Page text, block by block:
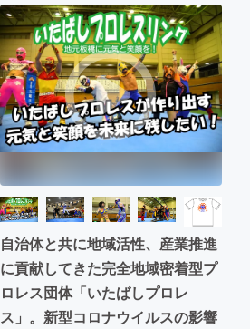
アート・写真
テクノロジー・ガジェット
映像・映画
ビジネス・起業
まちづくり・地域活性化
CAMPFIRE for Social Good
CAMPFIREふるさと納税machi-
自治体と共に地域活性、産業推進
に貢献してきた完全地域密着型プ
ロレス団体「いたばしプロレ
ス」。新型コロナウイルスの影響